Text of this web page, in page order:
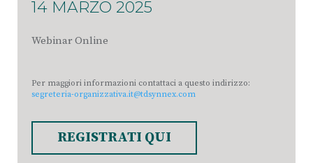
14 MARZO 2025
Webinar Online
Per maggiori informazioni contattaci a questo indirizzo:
segreteria-organizzativa.it@tdsynnex.com
REGISTRATI QUI